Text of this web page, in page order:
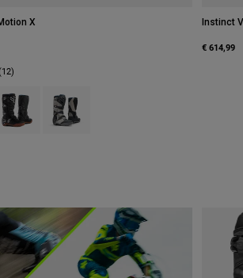
X
type of Schwarz.
Product swatch type of Schwarz/Gummi.
Product swatch type of Kreideweiß.
Instinct
€ 614,99